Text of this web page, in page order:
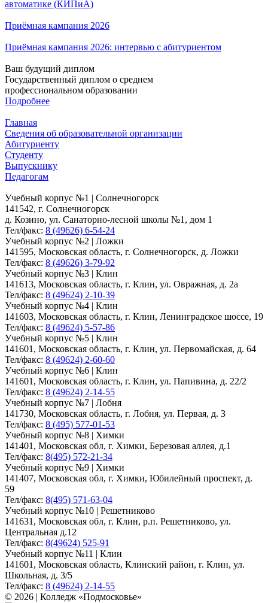
автоматике (КИПиА)
Приёмная кампания 2026
Приёмная кампания 2026: интервью с абитуриентом
Ваш будущий диплом
Государственный диплом о среднем
профессиональном образовании
Подробнее
Главная
Сведения об образовательной организации
Абитуриенту
Студенту
Выпускнику
Педагогам
Учебный корпус №1 | Солнечногорск
141542, г. Солнечногорск
д. Козино, ул. Санаторно-лесной школы №1, дом 1
Тел/факс: 8 (49626) 6-54-24
Учебный корпус №2 | Ложки
141595, Московская область, г. Солнечногорск, д. Ложки
Тел/факс: 8 (49626) 3-79-92
Учебный корпус №3 | Клин
141613, Московская область, г. Клин, ул. Овражная, д. 2а
Тел/факс: 8 (49624) 2-10-39
Учебный корпус №4 | Клин
141603, Московская область, г. Клин, Ленинградское шоссе, 19
Тел/факс: 8 (49624) 5-57-86
Учебный корпус №5 | Клин
141601, Московская область, г. Клин, ул. Первомайская, д. 64
Тел/факс: 8 (49624) 2-60-60
Учебный корпус №6 | Клин
141601, Московская область, г. Клин, ул. Папивина, д. 22/2
Тел/факс: 8 (49624) 2-14-55
Учебный корпус №7 | Лобня
141730, Московская область, г. Лобня, ул. Первая, д. 3
Тел/факс: 8 (495) 577-01-53
Учебный корпус №8 | Химки
141401, Московская обл, г. Химки, Березовая аллея, д.1
Тел/факс: 8(495) 572-21-34
Учебный корпус №9 | Химки
141407, Московская обл, г. Химки, Юбилейный проспект, д.
59
Тел/факс: 8(495) 571-63-04
Учебный корпус №10 | Решетниково
141631, Московская обл, г. Клин, р.п. Решетниково, ул.
Центральная д.12
Тел/факс: 8(49624) 525-91
Учебный корпус №11 | Клин
141601, Московская область, Клинский район, г. Клин, ул.
Школьная, д. 3/5
Тел/факс: 8 (49624) 2-14-55
© 2026 | Колледж «Подмосковье»